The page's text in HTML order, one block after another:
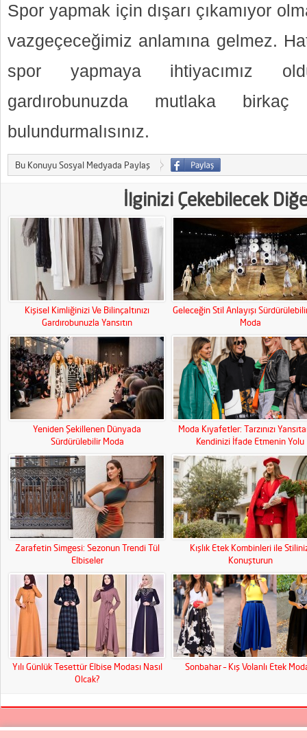
Spor yapmak için dışarı çıkamıyor
vazgeçeceğimiz anlamına gelmez.
spor yapmaya ihtiyacımız
gardırobunuzda mutlaka
bulundurmalısınız.
Bu Konuyu Sosyal Medyada Paylaş
İlginizi Çekebilecek
Kişisel Kimliğinizi Ve Bilinçaltınızı
Gardırobunuzla Yansıtın
Geleceğin Stil Anlayışı
Moda
Yeniden Şekillenen Dünyada
Sürdürülebilir Moda
Moda Kıyafetler: Tarzınızı
Kendinizi İfade Etmenin Yolu
Zarafetin Simgesi: Sezonun Trendi Tül
Elbiseler
Kışlık Etek Kombinleri ile
Konuşturun
Yılı Günlük Tesettür Elbise Modası Nasıl
Olcak?
Sonbahar – Kış Volanlı Etek